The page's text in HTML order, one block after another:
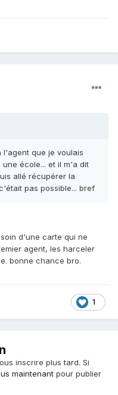
que je voulais
école... et il m'a dit
allé récupérer la
pas possible... bref
d'une carte qui ne
agent, les harceler
bonne chance bro.
1
inscrire plus tard. Si
maintenant pour publier